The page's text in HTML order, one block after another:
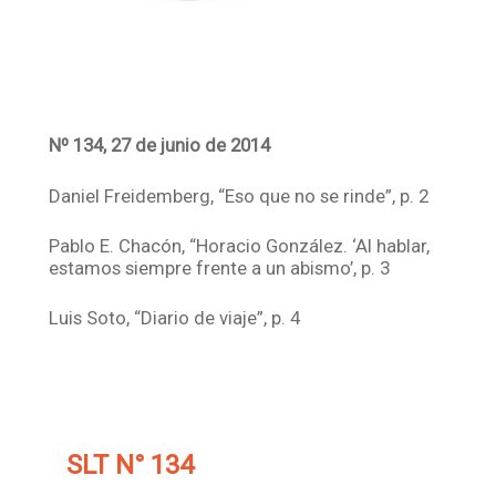
Nº 134, 27 de junio de 2014
Daniel Freidemberg, “Eso que no se rinde”, p. 2
Pablo E. Chacón, “Horacio González. ‘Al hablar,
estamos siempre frente a un abismo’, p. 3
Luis Soto, “Diario de viaje”, p. 4
SLT N° 134